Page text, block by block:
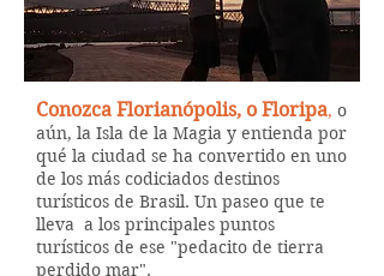
Conozca Florianópolis, o Floripa, o
aún, la Isla de la Magia y entienda por
qué la ciudad se ha convertido en uno
de los más codiciados destinos
turísticos de Brasil. Un paseo que te
lleva a los principales puntos
turísticos de ese "pedacito de tierra
perdido mar".